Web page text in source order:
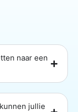
naar een
jullie